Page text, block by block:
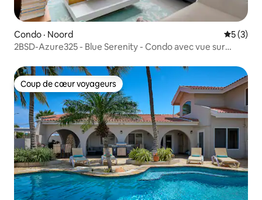
Condo · Noord Note
5 (3)
2BSD-Azure325 - Blue Serenity - Condo avec vue sur
Coup de cœur voyageurs
Coup de cœur voyageurs